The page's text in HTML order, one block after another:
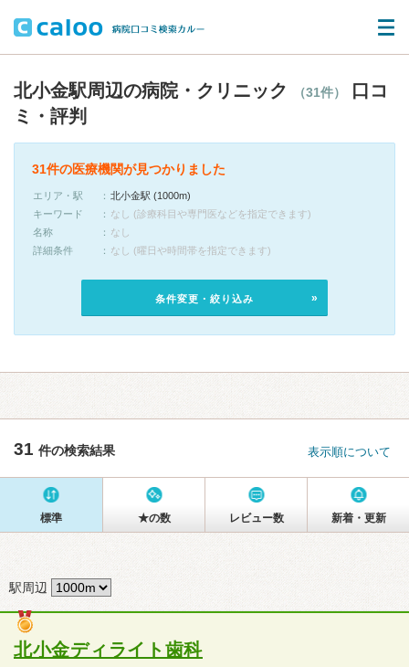
北小金駅周辺の病院・クリニック （31件）
口コ
ミ・評判
31件の医療機関が見つかりました
エリア・駅
北小金駅 (1000m)
キーワード
なし (診療科目や専門医などを指定できます)
名称
なし
詳細条件
なし (曜日や時間帯を指定できます)
条件変更・絞り込み
31 件の検索結果 表示順について
標準 ★の数 レビュー数 新着・更新
駅周辺
北小金ディライト歯科